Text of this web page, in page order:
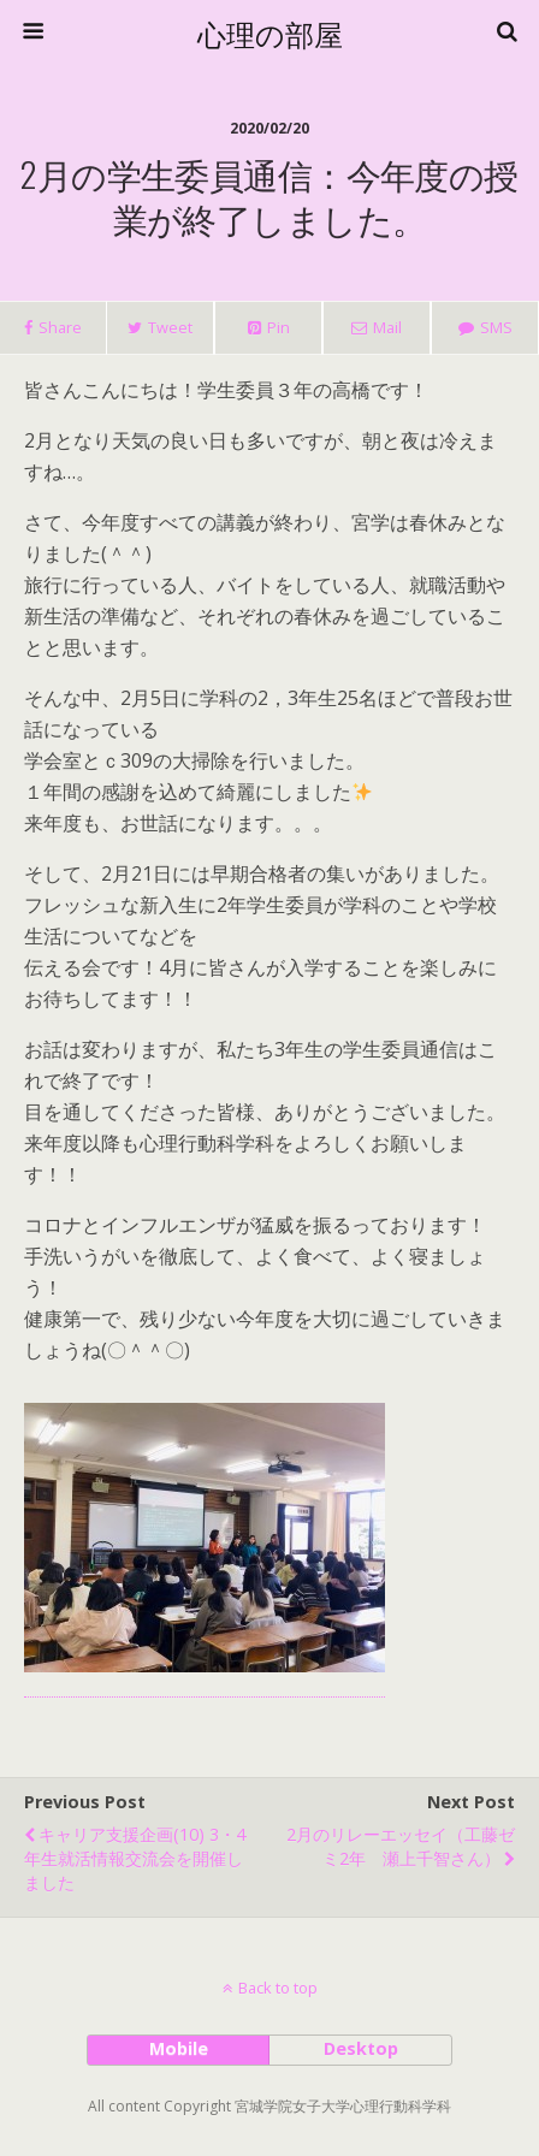
心理の部屋
2020/02/20
2月の学生委員通信：今年度の授
業が終了しました。
Share Tweet Pin Mail SMS
皆さんこんにちは！学生委員３年の高橋です！
2月となり天気の良い日も多いですが、朝と夜は冷えま
すね…。
さて、今年度すべての講義が終わり、宮学は春休みとな
りました(＾＾)
旅行に行っている人、バイトをしている人、就職活動や
新生活の準備など、それぞれの春休みを過ごしているこ
とと思います。
そんな中、2月5日に学科の2，3年生25名ほどで普段お世
話になっている
学会室とｃ309の大掃除を行いました。
１年間の感謝を込めて綺麗にしました
来年度も、お世話になります。。。
そして、2月21日には早期合格者の集いがありました。
フレッシュな新入生に2年学生委員が学科のことや学校
生活についてなどを
伝える会です！4月に皆さんが入学することを楽しみに
お待ちしてます！！
お話は変わりますが、私たち3年生の学生委員通信はこ
れで終了です！
目を通してくださった皆様、ありがとうございました。
来年度以降も心理行動科学科をよろしくお願いしま
す！！
コロナとインフルエンザが猛威を振るっております！
手洗いうがいを徹底して、よく食べて、よく寝ましょ
う！
健康第一で、残り少ない今年度を大切に過ごしていきま
しょうね(〇＾＾〇)
Previous Post
キャリア支援企画(10) 3・4
年生就活情報交流会を開催し
ました
Next Post
2月のリレーエッセイ（工藤ゼ
ミ2年 瀬上千智さん）
Back to top
Mobile Desktop
All content Copyright 宮城学院女子大学心理行動科学科